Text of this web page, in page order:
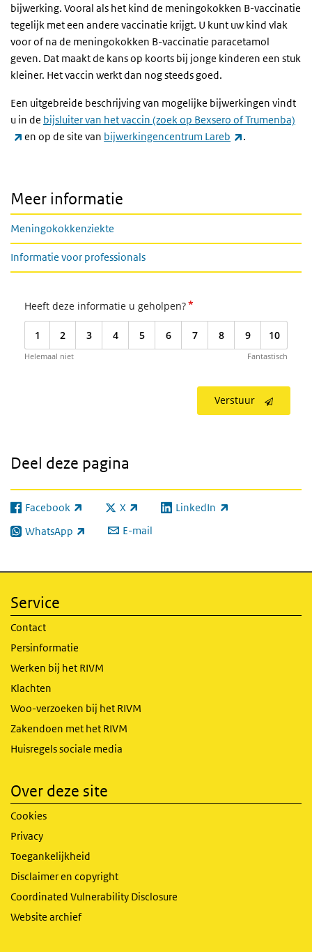
bijwerking. Vooral als het kind de meningokokken B-vaccinatie
tegelijk met een andere vaccinatie krijgt. U kunt uw kind vlak
voor of na de meningokokken B-vaccinatie paracetamol
geven. Dat maakt de kans op koorts bij jonge kinderen een stuk
kleiner. Het vaccin werkt dan nog steeds goed.
Een uitgebreide beschrijving van mogelijke bijwerkingen vindt
u in de bijsluiter van het vaccin (zoek op Bexsero of Trumenba)
(externe link)
en op de site van bijwerkingencentrum Lareb (externe link)
.
Meer informatie
Meningokokkenziekte
Informatie voor professionals
Heeft deze informatie u geholpen?*
1 2 3 4 5 6 7 8 9 10
Helemaal niet Fantastisch
Verstuur
Deel deze pagina
Facebook
(externe link) X
(externe link) LinkedIn
(externe link)
WhatsApp
(externe link) E-mail
Service
Contact
Persinformatie
Werken bij het RIVM
Klachten
Woo-verzoeken bij het RIVM
Zakendoen met het RIVM
Huisregels sociale media
Over deze site
Cookies
Privacy
Toegankelijkheid
Disclaimer en copyright
Coordinated Vulnerability Disclosure
Website archief